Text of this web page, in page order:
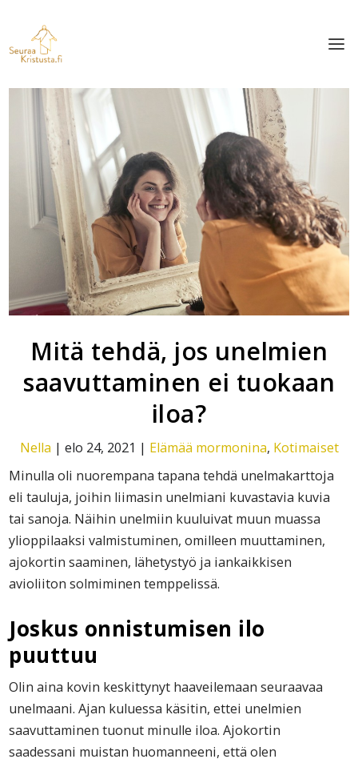
Mitä tehdä, jos unelmien
saavuttaminen ei tuokaan
iloa?
Nella | elo 24, 2021 | Elämää mormonina, Kotimaiset
Minulla oli nuorempana tapana tehdä unelmakarttoja
eli tauluja, joihin liimasin unelmiani kuvastavia kuvia
tai sanoja. Näihin unelmiin kuuluivat muun muassa
ylioppilaaksi valmistuminen, omilleen muuttaminen,
ajokortin saaminen, lähetystyö ja iankaikkisen
avioliiton solmiminen temppelissä.
Joskus onnistumisen ilo
puuttuu
Olin aina kovin keskittynyt haaveilemaan seuraavaa
unelmaani. Ajan kuluessa käsitin, ettei unelmien
saavuttaminen tuonut minulle iloa. Ajokortin
saadessani muistan huomanneeni, että olen